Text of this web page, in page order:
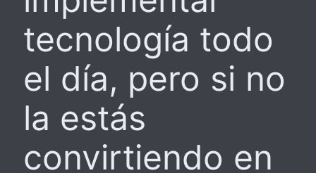
tecnología todo
el día, pero si no
la estás
convirtiendo en